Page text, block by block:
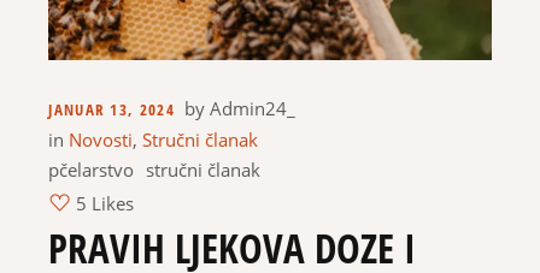
JANUAR 13, 2024 by Admin24_
in Novosti,Stručni članak
pčelarstvo stručni članak
5 Likes
PRAVIH LJEKOVA DOZE I